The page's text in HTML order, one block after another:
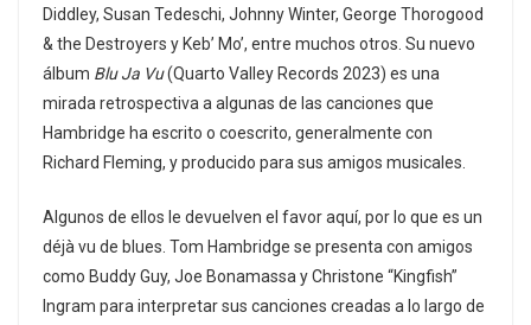
Diddley, Susan Tedeschi, Johnny Winter, George Thorogood
& the Destroyers y Keb’ Mo’, entre muchos otros. Su nuevo
álbum Blu Ja Vu(Quarto Valley Records 2023) es una
mirada retrospectiva a algunas de las canciones que
Hambridge ha escrito o coescrito, generalmente con
Richard Fleming, y producido para sus amigos musicales.
Algunos de ellos le devuelven el favor aquí, por lo que es un
déjà vu de blues. Tom Hambridge se presenta con amigos
como Buddy Guy, Joe Bonamassa y Christone “Kingfish”
Ingram para interpretar sus canciones creadas a lo largo de